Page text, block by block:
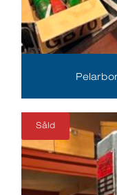
Såld